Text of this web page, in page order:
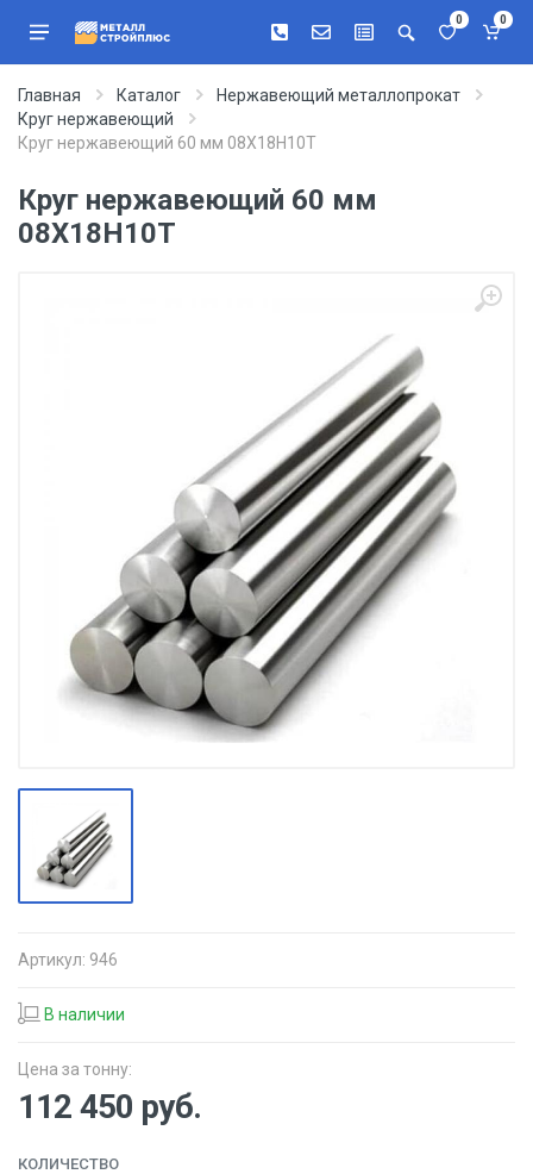
0 0
Главная Каталог
Нержавеющий металлопрокат
Круг нержавеющий
Круг нержавеющий 60 мм 08Х18Н10Т
Круг нержавеющий 60 мм
08Х18Н10Т
Артикул: 946
В наличии
Цена за тонну:
112 450 руб.
КОЛИЧЕСТВО